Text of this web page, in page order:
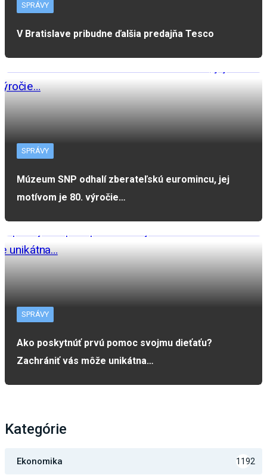
SPRÁVY
V Bratislave pribudne ďalšia predajňa Tesco
SPRÁVY
Múzeum SNP odhalí zberateľskú euromincu, jej
motívom je 80. výročie…
SPRÁVY
Ako poskytnúť prvú pomoc svojmu dieťaťu?
Zachrániť vás môže unikátna…
Kategórie
Ekonomika 1192